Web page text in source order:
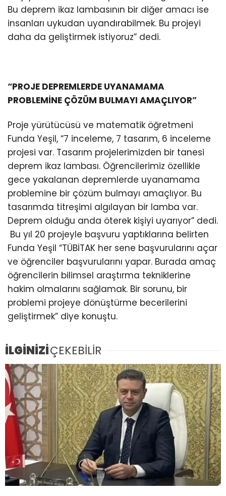
Bu deprem ikaz lambasının bir diğer amacı ise
insanları uykudan uyandırabilmek. Bu projeyi
daha da geliştirmek istiyoruz” dedi.
“PROJE DEPREMLERDE UYANAMAMA
PROBLEMİNE ÇÖZÜM BULMAYI AMAÇLIYOR”
Proje yürütücüsü ve matematik öğretmeni
Funda Yeşil, “7 inceleme, 7 tasarım, 6 inceleme
projesi var. Tasarım projelerimizden bir tanesi
deprem ikaz lambası. Öğrencilerimiz özellikle
gece yakalanan depremlerde uyanamama
problemine bir çözüm bulmayı amaçlıyor. Bu
tasarımda titreşimi algılayan bir lamba var.
Deprem olduğu anda öterek kişiyi uyarıyor” dedi.
Bu yıl 20 projeyle başvuru yaptıklarına belirten
Funda Yeşil “TÜBİTAK her sene başvurularını açar
ve öğrenciler başvurularını yapar. Burada amaç
öğrencilerin bilimsel araştırma tekniklerine
hakim olmalarını sağlamak. Bir sorunu, bir
problemi projeye dönüştürme becerilerini
geliştirmek” diye konuştu.
İLGİNİZİÇEKEBİLİR